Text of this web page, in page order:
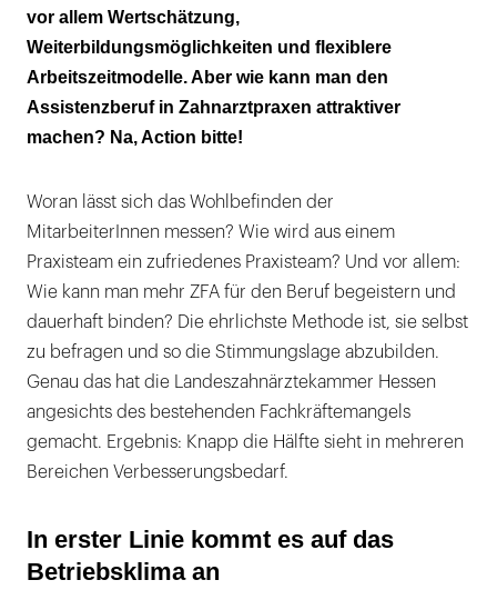
Perspektiven geben: Dann kann es
weitergehen
vor allem Wertschätzung,
Weiterbildungsmöglichkeiten und flexiblere
Arbeitszeitmodelle. Aber wie kann man den
Assistenzberuf in Zahnarztpraxen attraktiver
machen? Na, Action bitte!
Woran lässt sich das Wohlbefinden der
MitarbeiterInnen messen? Wie wird aus einem
Praxisteam ein zufriedenes Praxisteam? Und vor allem:
Wie kann man mehr ZFA für den Beruf begeistern und
dauerhaft binden? Die ehrlichste Methode ist, sie selbst
zu befragen und so die Stimmungslage abzubilden.
Genau das hat die Landeszahnärztekammer Hessen
angesichts des bestehenden Fachkräftemangels
gemacht. Ergebnis: Knapp die Hälfte sieht in mehreren
Bereichen Verbesserungsbedarf.
In erster Linie kommt es auf das
Betriebsklima an